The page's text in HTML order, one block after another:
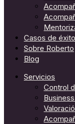
Casos de éxito
Sobre Roberto
Blog
Servicios
Control